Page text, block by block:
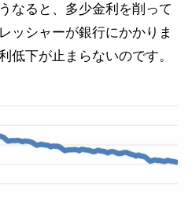
なると、多少金利を削って
ッシャーが銀行にかかりま
低下が止まらないのです。